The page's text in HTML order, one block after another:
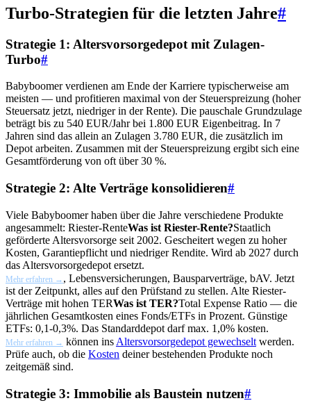
Turbo-Strategien für die letzten Jahre#
Strategie 1: Altersvorsorgedepot mit Zulagen-
Turbo#
Babyboomer verdienen am Ende der Karriere typischerweise am
meisten — und profitieren maximal von der Steuerspreizung (hoher
Steuersatz jetzt, niedriger in der Rente). Die pauschale Grundzulage
beträgt bis zu 540 EUR/Jahr bei 1.800 EUR Eigenbeitrag. In 7
Jahren sind das allein an Zulagen 3.780 EUR, die zusätzlich im
Depot arbeiten. Zusammen mit der Steuerspreizung ergibt sich eine
Gesamtförderung von oft über 30 %.
Strategie 2: Alte Verträge konsolidieren#
Viele Babyboomer haben über die Jahre verschiedene Produkte
angesammelt: Riester-RenteWas ist Riester-Rente?Staatlich
geförderte Altersvorsorge seit 2002. Gescheitert wegen zu hoher
Kosten, Garantiepflicht und niedriger Rendite. Wird ab 2027 durch
das Altersvorsorgedepot ersetzt.
Mehr erfahren → , Lebensversicherungen, Bausparverträge, bAV. Jetzt
ist der Zeitpunkt, alles auf den Prüfstand zu stellen. Alte Riester-
Verträge mit hohen TERWas ist TER?Total Expense Ratio — die
jährlichen Gesamtkosten eines Fonds/ETFs in Prozent. Günstige
ETFs: 0,1-0,3%. Das Standarddepot darf max. 1,0% kosten.
Mehr erfahren → können ins Altersvorsorgedepot gewechselt werden.
Prüfe auch, ob die Kosten deiner bestehenden Produkte noch
zeitgemäß sind.
Strategie 3: Immobilie als Baustein nutzen#